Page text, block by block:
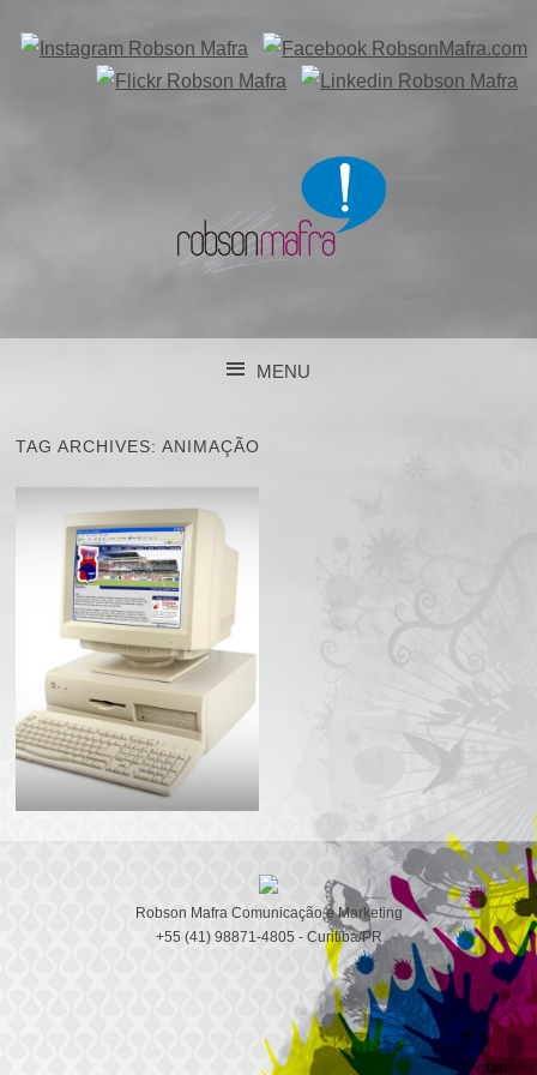
ROBSON MAFRA
COMUNICAÇÃO E
MARKETING
DESENVOLVIMENTO DE PROJETOS DE COMUNICAÇÃO
MENU
TAG ARCHIVES:ANIMAÇÃO
Robson Mafra Comunicação e Marketing
+55 (41) 98871-4805 - Curitiba/PR